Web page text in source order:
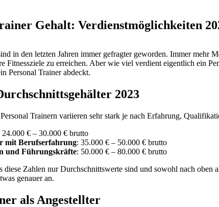
Gehalt: Verdienstmöglichkeiten
in den letzten Jahren immer gefragter geworden. Immer mehr
Fitnessziele zu erreichen. Aber wie viel verdient eigentlich ein
Personal Trainer abdeckt.
2023
Trainern variieren sehr stark je nach Erfahrung,
24.000 € – 30.000 € brutto
mit Berufserfahrung: 35.000 € – 50.000 € brutto
und Führungskräfte: 50.000 € – 80.000 € brutto
diese Zahlen nur Durchschnittswerte sind und sowohl nach
genauer an.
als Angestellter